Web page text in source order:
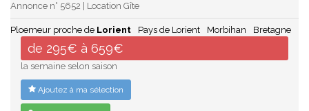
Annonce n° 5652 | Location Gîte
Ploemeur proche de Lorient Pays de Lorient Morbihan Bretagne
de 295€ à 659€
la semaine selon saison
Ajoutez à ma sélection